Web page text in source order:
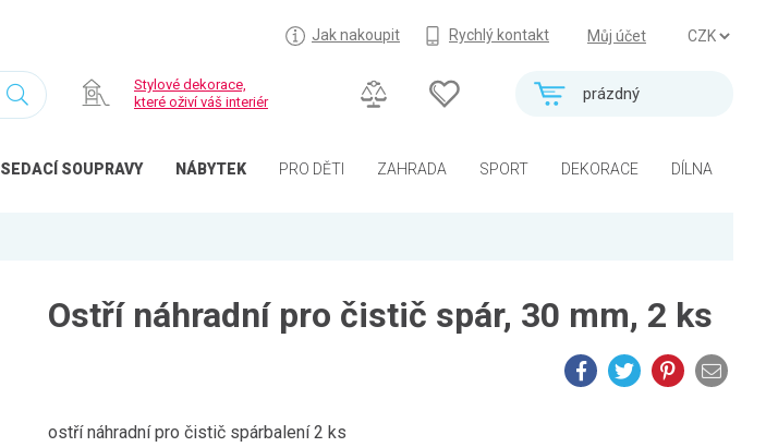
Můj účet
Jak nakoupit Rychlý kontakt
prázdný
Stylové dekorace,
které oživí váš interiér
SEDACÍ SOUPRAVY NÁBYTEK PRO DĚTI ZAHRADA SPORT DEKORACE DÍLNA
Ostří náhradní pro čistič spár, 30 mm, 2 ks
ostří náhradní pro čistič spárbalení 2 ks